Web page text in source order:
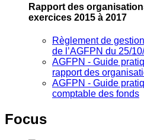
Rapport des
exercices 2015 à 2017
Règlement de
de l’AGFPN du 25/
AGFPN ‐ Guide
rapport des
AGFPN ‐ Guide
comptable des fonds
Focus